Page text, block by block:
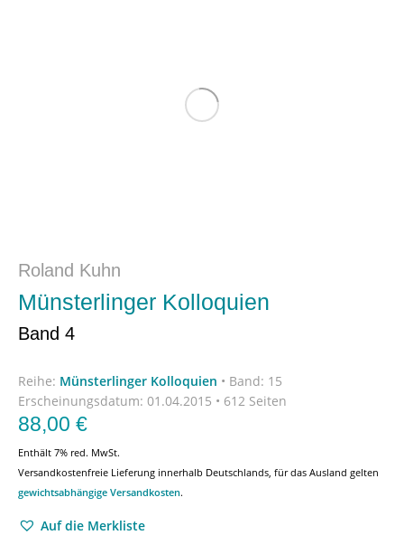
Roland Kuhn
Münsterlinger Kolloquien
Band 4
Reihe: Münsterlinger Kolloquien • Band: 15
Erscheinungsdatum: 01.04.2015 • 612 Seiten
88,00 €
Enthält 7% red. MwSt.
Versandkostenfreie Lieferung innerhalb Deutschlands, für das Ausland gelten
gewichtsabhängige Versandkosten.
Auf die Merkliste